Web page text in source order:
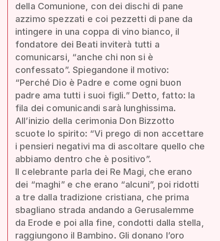
della Comunione, con dei dischi di pane
azzimo spezzati e coi pezzetti di pane da
intingere in una coppa di vino bianco, il
fondatore dei Beati inviterà tutti a
comunicarsi, “anche chi non si è
confessato”. Spiegandone il motivo:
“Perché Dio è Padre e come ogni buon
padre ama tutti i suoi figli.” Detto, fatto: la
fila dei comunicandi sarà lunghissima.
All’inizio della cerimonia Don Bizzotto
scuote lo spirito: “Vi prego di non accettare
i pensieri negativi ma di ascoltare quello che
abbiamo dentro che è positivo”.
Il celebrante parla dei Re Magi, che erano
dei “maghi” e che erano “alcuni”, poi ridotti
a tre dalla tradizione cristiana, che prima
sbagliano strada andando a Gerusalemme
da Erode e poi alla fine, condotti dalla stella,
raggiungono il Bambino. Gli donano l’oro